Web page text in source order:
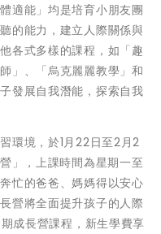
適能」均是培育小朋友團
的能力，建立人際關係與
各式多樣的課程，如「趣
」、「烏克麗麗教學」和
發展自我潛能，探索自我
環境，於1月22日至2月2
」，上課時間為星期一至
忙的爸爸、媽媽得以安心
營將全面提升孩子的人際
成長營課程，新生學費享